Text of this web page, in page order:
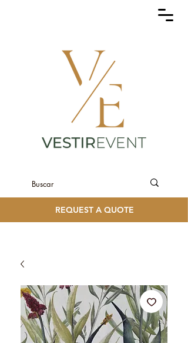
REQUEST A QUOTE